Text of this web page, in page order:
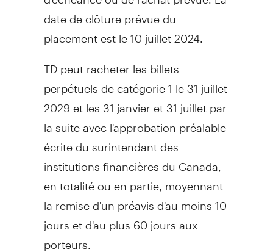
date de clôture prévue du
placement est le 10 juillet 2024.
TD peut racheter les billets
perpétuels de catégorie 1 le 31 juillet
2029 et les 31 janvier et 31 juillet par
la suite avec l'approbation préalable
écrite du surintendant des
institutions financières du Canada,
en totalité ou en partie, moyennant
la remise d'un préavis d'au moins 10
jours et d'au plus 60 jours aux
porteurs.